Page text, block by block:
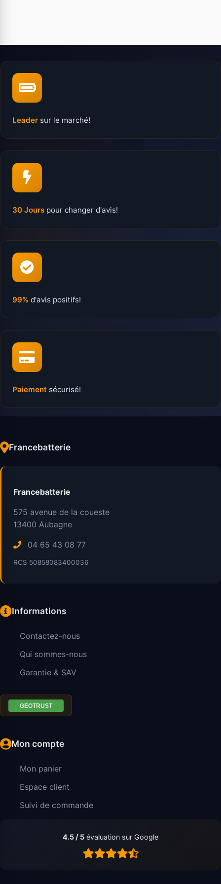
Leader sur le marché!
30 Jours pour changer d'avis!
99% d'avis positifs!
Paiement sécurisé!
Francebatterie
Francebatterie
575 avenue de la coueste
13400 Aubagne
04 65 43 08 77
RCS 50858083400036
Informations
Contactez-nous
Qui sommes-nous
Garantie & SAV
Mon compte
Mon panier
Espace client
Suivi de commande
4.5 / 5 évaluation sur Google